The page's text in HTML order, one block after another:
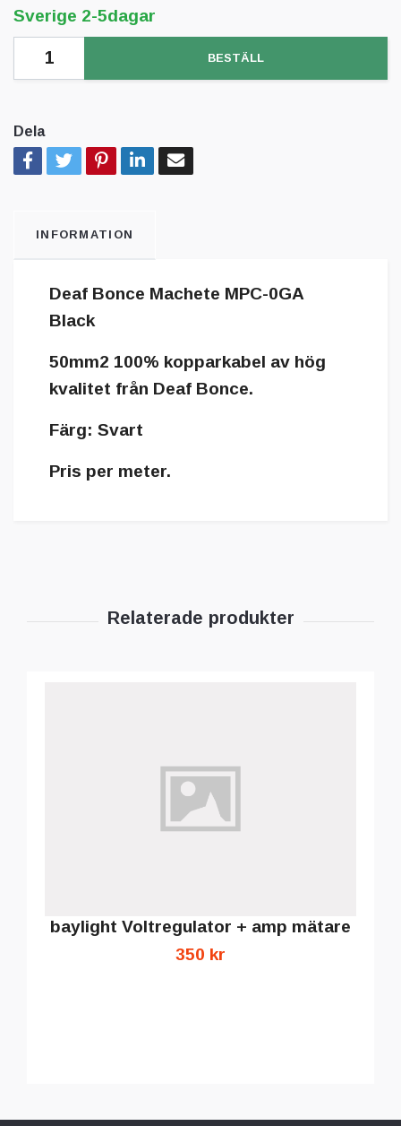
Sverige 2-5dagar
BESTÄLL
Dela
INFORMATION
Deaf Bonce Machete MPC-0GA
Black
50mm2 100% kopparkabel av hög
kvalitet från Deaf Bonce.
Färg: Svart
Pris per meter.
baylight Voltregulator + amp mätare
350 kr